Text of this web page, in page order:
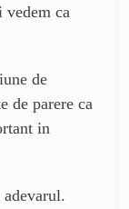
vedem ca
de
de parere ca
in